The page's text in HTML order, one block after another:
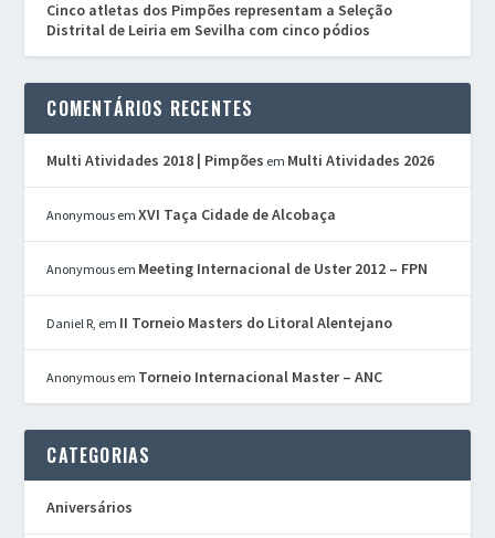
Cinco atletas dos Pimpões representam a Seleção
Distrital de Leiria em Sevilha com cinco pódios
COMENTÁRIOS RECENTES
Multi Atividades 2018 | Pimpões em Multi Atividades 2026
Anonymous emXVI Taça Cidade de Alcobaça
Anonymous em Meeting Internacional de Uster 2012 – FPN
Daniel R, em II Torneio Masters do Litoral Alentejano
Anonymous em Torneio Internacional Master – ANC
CATEGORIAS
Aniversários